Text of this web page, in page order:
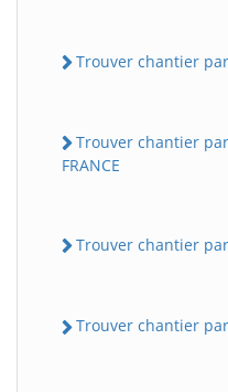
Trouver chantier
Trouver chantier
FRANCE
Trouver chantier
Trouver chantier